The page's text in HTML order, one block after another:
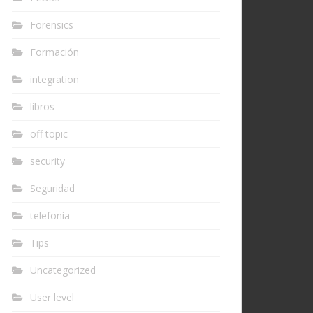
Forensics
Formación
integration
libros
off topic
security
Seguridad
telefonia
Tips
Uncategorized
User level